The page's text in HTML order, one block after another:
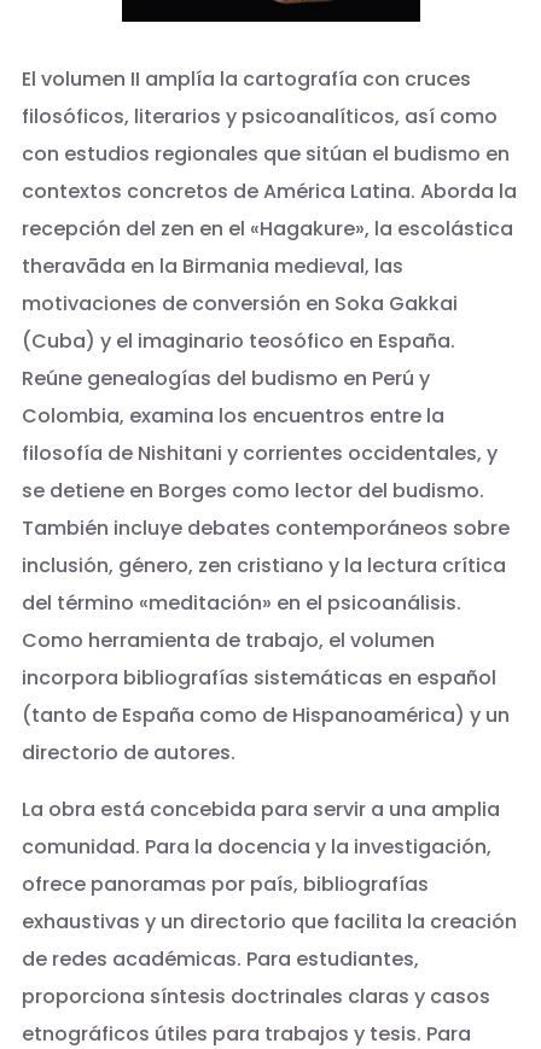
El volumen II amplía la cartografía con cruces
filosóficos, literarios y psicoanalíticos, así como
con estudios regionales que sitúan el budismo en
contextos concretos de América Latina. Aborda la
recepción del zen en el «Hagakure», la escolástica
theravāda en la Birmania medieval, las
motivaciones de conversión en Soka Gakkai
(Cuba) y el imaginario teosófico en España.
Reúne genealogías del budismo en Perú y
Colombia, examina los encuentros entre la
filosofía de Nishitani y corrientes occidentales, y
se detiene en Borges como lector del budismo.
También incluye debates contemporáneos sobre
inclusión, género, zen cristiano y la lectura crítica
del término «meditación» en el psicoanálisis.
Como herramienta de trabajo, el volumen
incorpora bibliografías sistemáticas en español
(tanto de España como de Hispanoamérica) y un
directorio de autores.
La obra está concebida para servir a una amplia
comunidad. Para la docencia y la investigación,
ofrece panoramas por país, bibliografías
exhaustivas y un directorio que facilita la creación
de redes académicas. Para estudiantes,
proporciona síntesis doctrinales claras y casos
etnográficos útiles para trabajos y tesis. Para